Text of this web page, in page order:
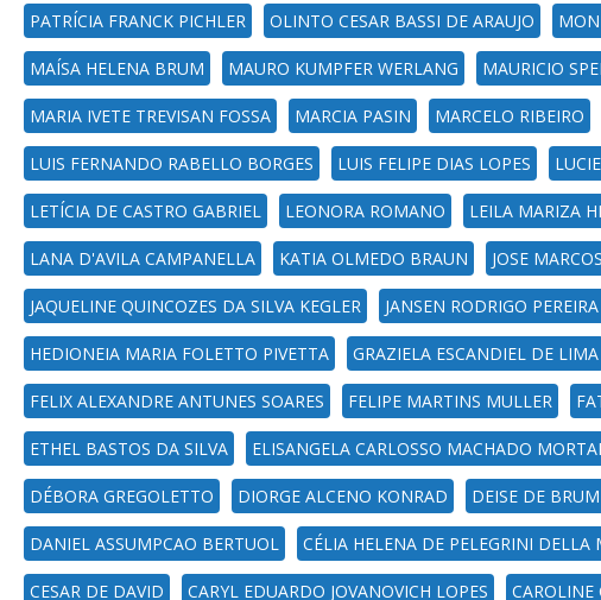
PATRÍCIA FRANCK PICHLER OLINTO CESAR BASSI DE ARAUJO
MAÍSA HELENA BRUM MAURO KUMPFER WERLANG MAURICIO
MARIA IVETE TREVISAN FOSSA MARCIA PASIN MARCELO RIBEIRO
LUIS FERNANDO RABELLO BORGES LUIS FELIPE DIAS LOPES
LETÍCIA DE CASTRO GABRIEL LEONORA ROMANO LEILA MARIZA
LANA D'AVILA CAMPANELLA KATIA OLMEDO BRAUN JOSE
JAQUELINE QUINCOZES DA SILVA KEGLER JANSEN RODRIGO
HEDIONEIA MARIA FOLETTO PIVETTA GRAZIELA ESCANDIEL DE LIMA
FELIX ALEXANDRE ANTUNES SOARES FELIPE MARTINS MULLER
ETHEL BASTOS DA SILVA ELISANGELA CARLOSSO MACHADO
DÉBORA GREGOLETTO DIORGE ALCENO KONRAD DEISE DE
DANIEL ASSUMPCAO BERTUOL CÉLIA HELENA DE PELEGRINI DELLA
CESAR DE DAVID CARYL EDUARDO JOVANOVICH LOPES CAROLINE